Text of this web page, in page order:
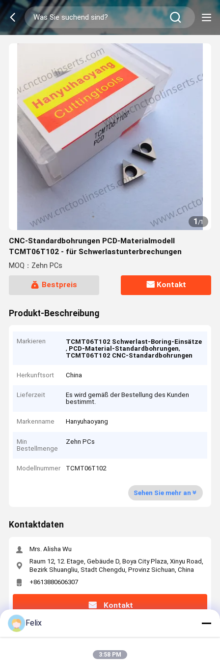
1/1
CNC-Standardbohrungen PCD-Materialmodell
TCMT06T102 - für Schwerlastunterbrechungen
MOQ：Zehn PCs
Bestpreis Kontakt
Produkt-Beschreibung
Markieren
TCMT06T102 Schwerlast-Boring-Einsätze
, PCD-Material-Standardbohrungen,
TCMT06T102 CNC-Standardbohrungen
Herkunftsort China
Lieferzeit
Es wird gemäß der Bestellung des Kunden
bestimmt.
Markenname Hanyuhaoyang
Min
Bestellmenge
Zehn PCs
Modellnummer TCMT06T102
Sehen Sie mehr an
Kontaktdaten
Mrs. Alisha Wu
Raum 12, 12. Etage, Gebäude D, Boya City Plaza, Xinyu Road,
Bezirk Shuangliu, Stadt Chengdu, Provinz Sichuan, China
+8613880606307
Kontakt
Erhalten Sie Den Besten Preis Für
Felix
3:58 PM